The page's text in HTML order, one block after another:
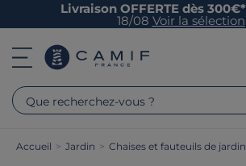
Livraison OFFERTE dès 300€*
18/08 Voir la sélection
Que recherchez-vous ?
Accueil > Jardin > Chaises et fauteuils de jardin